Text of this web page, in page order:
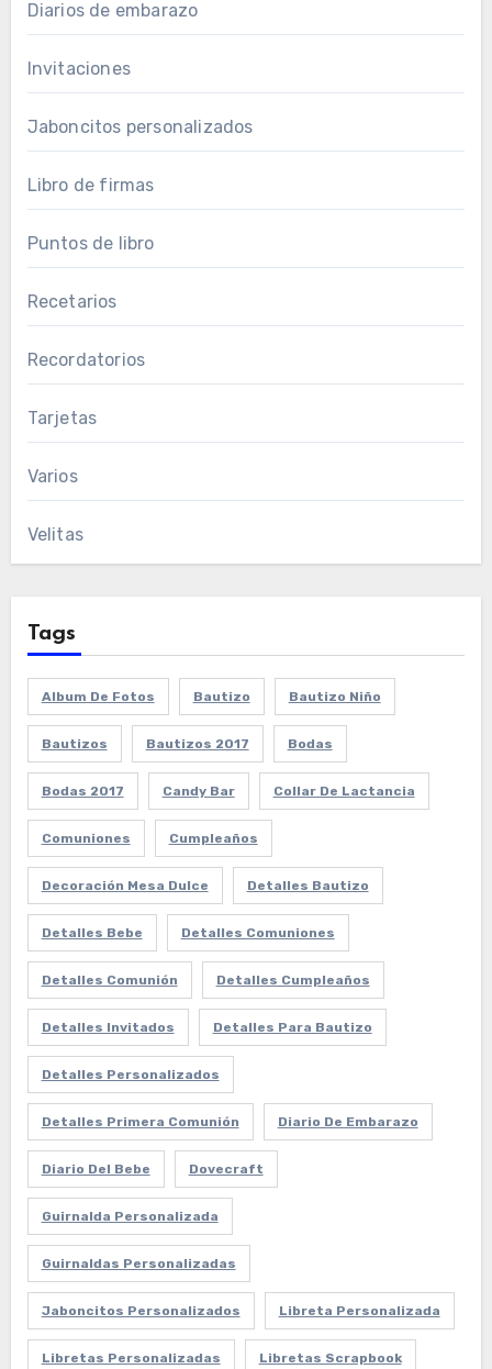
Diarios de embarazo
Invitaciones
Jaboncitos personalizados
Libro de firmas
Puntos de libro
Recetarios
Recordatorios
Tarjetas
Varios
Velitas
Tags
Album De Fotos Bautizo Bautizo Niño
Bautizos Bautizos 2017 Bodas
Bodas 2017 Candy Bar Collar De Lactancia
Comuniones Cumpleaños
Decoración Mesa Dulce Detalles Bautizo
Detalles Bebe Detalles Comuniones
Detalles Comunión Detalles Cumpleaños
Detalles Invitados Detalles Para Bautizo
Detalles Personalizados
Detalles Primera Comunión Diario De Embarazo
Diario Del Bebe Dovecraft
Guirnalda Personalizada
Guirnaldas Personalizadas
Jaboncitos Personalizados Libreta Personalizada
Libretas Personalizadas Libretas Scrapbook